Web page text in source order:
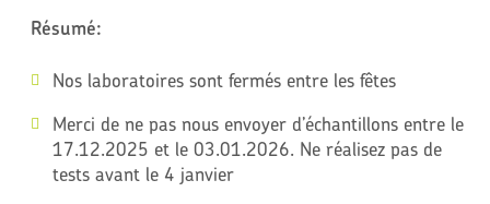
Résumé:
Nos laboratoires sont fermés entre les fêtes
Merci de ne pas nous envoyer d’échantillons entre le
17.12.2025 et le 03.01.2026. Ne réalisez pas de
tests avant le 4 janvier